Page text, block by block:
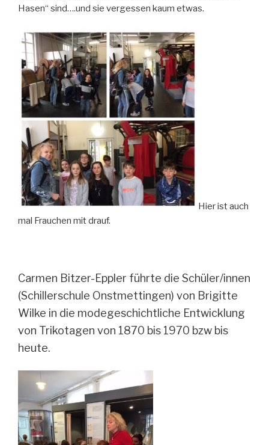
Hasen“ sind….und sie vergessen kaum etwas.
Hier ist auch
mal Frauchen mit drauf.
Carmen Bitzer-Eppler führte die Schüler/innen
(Schillerschule Onstmettingen) von Brigitte
Wilke in die modegeschichtliche Entwicklung
von Trikotagen von 1870 bis 1970 bzw bis
heute.